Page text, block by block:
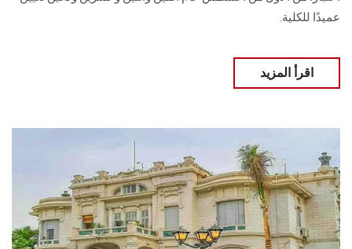
عميدًا للكلية.
اقرأ المزيد